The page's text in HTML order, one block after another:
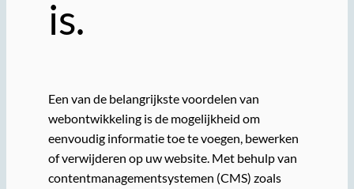
is.
Een van de belangrijkste voordelen van
webontwikkeling is de mogelijkheid om
eenvoudig informatie toe te voegen, bewerken
of verwijderen op uw website. Met behulp van
contentmanagementsystemen (CMS) zoals